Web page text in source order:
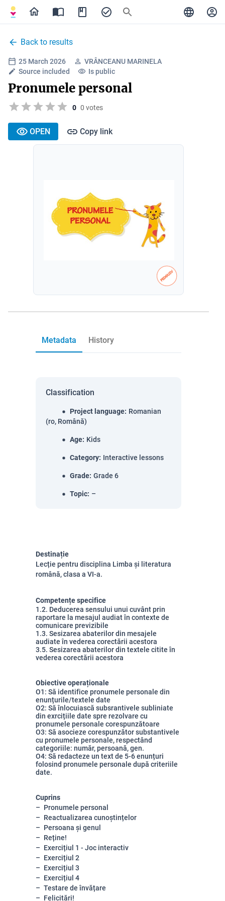
Back to results
25 March 2026
VRÂNCEANU MARINELA
Source included
Is public
Pronumele personal
0 0 votes
OPEN Copy link
Metadata History
Classification
Project language: Romanian
(ro, Română)
Age: Kids
Category: Interactive lessons
Grade: Grade 6
Topic: –
Destinație
Lecție pentru disciplina Limba și literatura
română, clasa a VI-a.
Competențe specifice
1.2. Deducerea sensului unui cuvânt prin
raportare la mesajul audiat în contexte de
comunicare previzibile
1.3. Sesizarea abaterilor din mesajele
audiate în vederea corectării acestora
3.5. Sesizarea abaterilor din textele citite în
vederea corectării acestora
Obiective operaționale
O1: Să identifice pronumele personale din
enunțurile/textele date
O2: Să înlocuiască subsrantivele subliniate
din exrcițiile date spre rezolvare cu
pronumele personale corespunzătoare
O3: Să asocieze corespunzător substantivele
cu pronumele personale, respectând
categoriile: număr, persoană, gen.
O4: Să redacteze un text de 5-6 enunțuri
folosind pronumele personale după criteriile
date.
Cuprins
Pronumele personal
Reactualizarea cunoștințelor
Persoana și genul
Reține!
Exercițiul 1 - Joc interactiv
Exercițiul 2
Exercițiul 3
Exercițiul 4
Testare de învățare
Felicitări!